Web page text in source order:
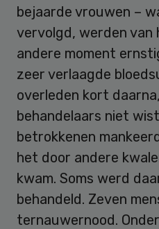
bejaarde vrouwen –
vervolgd, werden van
andere moment
zeer verlaagde
overleden kort
behandelaars niet
betrokkenen
het door andere
kwam. Soms werd
behandeld. Zeven
ternauwernood.